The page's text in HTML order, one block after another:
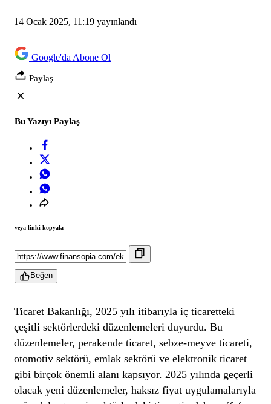
14 Ocak 2025, 11:19 yayınlandı
Google'da Abone Ol
Paylaş
Bu Yazıyı Paylaş
veya linki kopyala
Beğen
Ticaret Bakanlığı, 2025 yılı itibarıyla iç ticaretteki
çeşitli sektörlerdeki düzenlemeleri duyurdu. Bu
düzenlemeler, perakende ticaret, sebze-meyve ticareti,
otomotiv sektörü, emlak sektörü ve elektronik ticaret
gibi birçok önemli alanı kapsıyor. 2025 yılında geçerli
olacak yeni düzenlemeler, haksız fiyat uygulamalarıyla